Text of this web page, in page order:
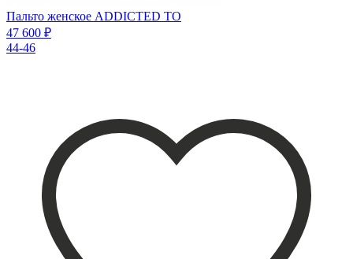
Пальто женское ADDICTED TO
47 600 ₽
44-46